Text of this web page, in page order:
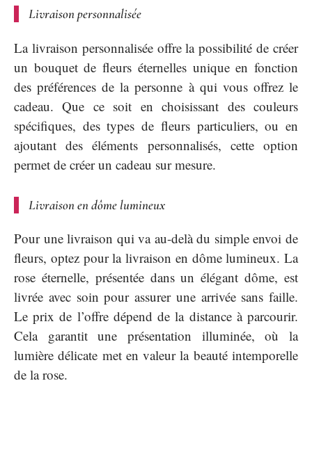
Livraison personnalisée
La livraison personnalisée offre la possibilité de créer
un bouquet de fleurs éternelles unique en fonction
des préférences de la personne à qui vous offrez le
cadeau. Que ce soit en choisissant des couleurs
spécifiques, des types de fleurs particuliers, ou en
ajoutant des éléments personnalisés, cette option
permet de créer un cadeau sur mesure.
Livraison en dôme lumineux
Pour une livraison qui va au-delà du simple envoi de
fleurs, optez pour la livraison en dôme lumineux. La
rose éternelle, présentée dans un élégant dôme, est
livrée avec soin pour assurer une arrivée sans faille.
Le prix de l’offre dépend de la distance à parcourir.
Cela garantit une présentation illuminée, où la
lumière délicate met en valeur la beauté intemporelle
de la rose.